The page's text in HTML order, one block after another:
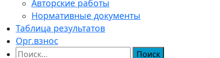
Авторские работы
Нормативные документы
Таблица результатов
Орг.взнос
Найти: